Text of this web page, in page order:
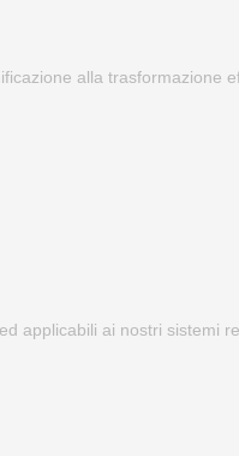
alla trasformazione
applicabili ai nostri sistemi